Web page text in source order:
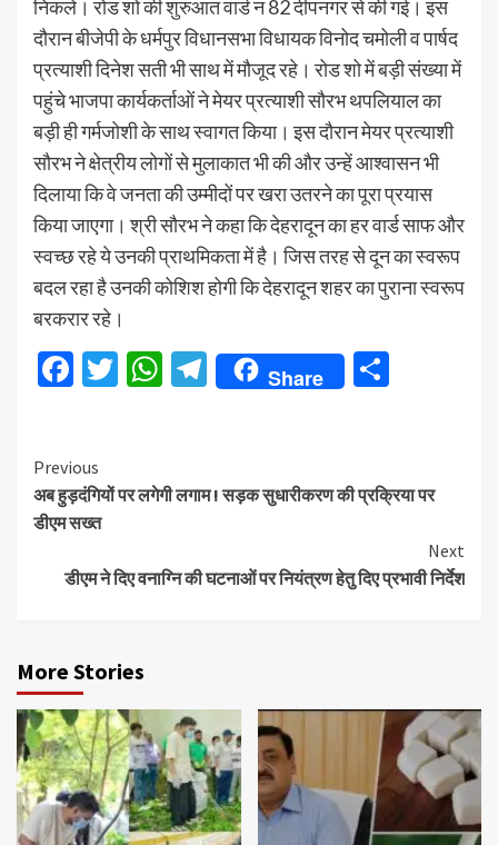
निकले। रोड शो की शुरुआत वार्ड न 82 दीपनगर से की गई। इस
दौरान बीजेपी के धर्मपुर विधानसभा विधायक विनोद चमोली व पार्षद
प्रत्याशी दिनेश सती भी साथ में मौजूद रहे। रोड शो में बड़ी संख्या में
पहुंचे भाजपा कार्यकर्ताओं ने मेयर प्रत्याशी सौरभ थपलियाल का
बड़ी ही गर्मजोशी के साथ स्वागत किया। इस दौरान मेयर प्रत्याशी
सौरभ ने क्षेत्रीय लोगों से मुलाकात भी की और उन्हें आश्वासन भी
दिलाया कि वे जनता की उम्मीदों पर खरा उतरने का पूरा प्रयास
किया जाएगा। श्री सौरभ ने कहा कि देहरादून का हर वार्ड साफ और
स्वच्छ रहे ये उनकी प्राथमिकता में है। जिस तरह से दून का स्वरूप
बदल रहा है उनकी कोशिश होगी कि देहरादून शहर का पुराना स्वरूप
बरकरार रहे।
Facebook
TwitterWhatsApp
Telegram
Share
Continue
Reading
Previous
अब हुड़दंगियों पर लगेगी लगाम ! सड़क सुधारीकरण की प्रक्रिया पर
डीएम सख्त
Next
डीएम ने दिए वनाग्नि की घटनाओं पर नियंत्रण हेतु दिए प्रभावी निर्देश
More Stories